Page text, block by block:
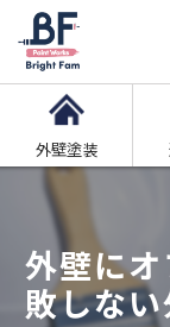
外壁塗装
外壁に
敗しな